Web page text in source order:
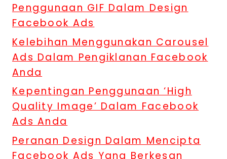
Penggunaan GIF Dalam Design
Facebook Ads
Kelebihan Menggunakan Carousel
Ads Dalam Pengiklanan Facebook
Anda
Kepentingan Penggunaan ‘High
Quality Image’ Dalam Facebook
Ads Anda
Peranan Design Dalam Mencipta
Facebook Ads Yang Berkesan